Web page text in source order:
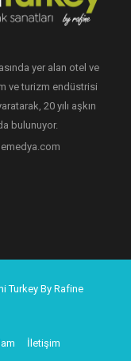
yer alan otel ve
ve turizm endüstrisi
20 yılı aşkın
bulunuyor.
Turkey By Rafine
İletişim